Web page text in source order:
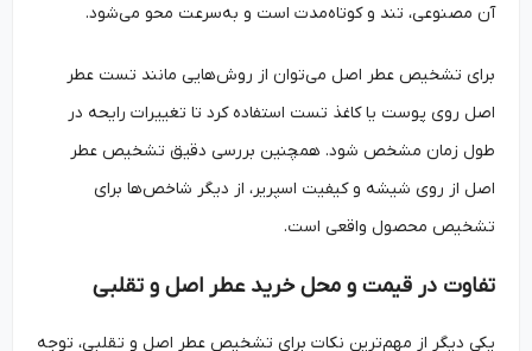
آن مصنوعی، تند و کوتاه‌مدت است و به‌سرعت محو می‌شود.
برای تشخیص عطر اصل می‌توان از روش‌هایی مانند تست عطر
اصل روی پوست یا کاغذ تست استفاده کرد تا تغییرات رایحه در
طول زمان مشخص شود. همچنین بررسی دقیق تشخیص عطر
اصل از روی شیشه و کیفیت اسپریر، از دیگر شاخص‌ها برای
تشخیص محصول واقعی است.
تفاوت در قیمت و محل خرید عطر اصل و تقلبی
یکی دیگر از مهم‌ترین نکات برای تشخیص عطر اصل و تقلبی، توجه